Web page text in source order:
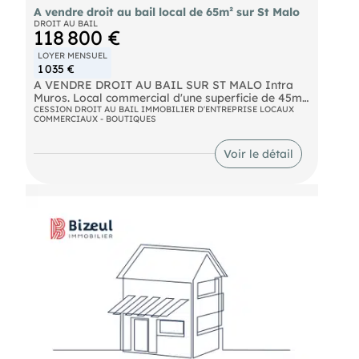
A vendre droit au bail local de 65m² sur St Malo
DROIT AU BAIL
118 800 €
LOYER MENSUEL
1 035 €
A VENDRE DROIT AU BAIL SUR ST MALO Intra
Muros. Local commercial d'une superficie de 45m²
au rez-de-chaussée et de 20m² au sous-sol. Bail
tous commerces Loyer mensuel TTC : 1035€
CESSION DROIT AU BAIL IMMOBILIER D'ENTREPRISE LOCAUX
COMMERCIAUX - BOUTIQUES
Voir le détail